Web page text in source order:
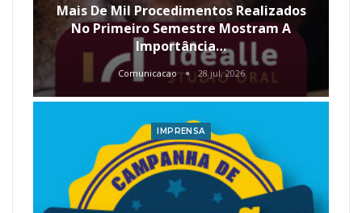
Mais De Mil Procedimentos Realizados
No Primeiro Semestre Mostram A
Importância…
Comunicacao 28 jul, 2026
IMPRENSA